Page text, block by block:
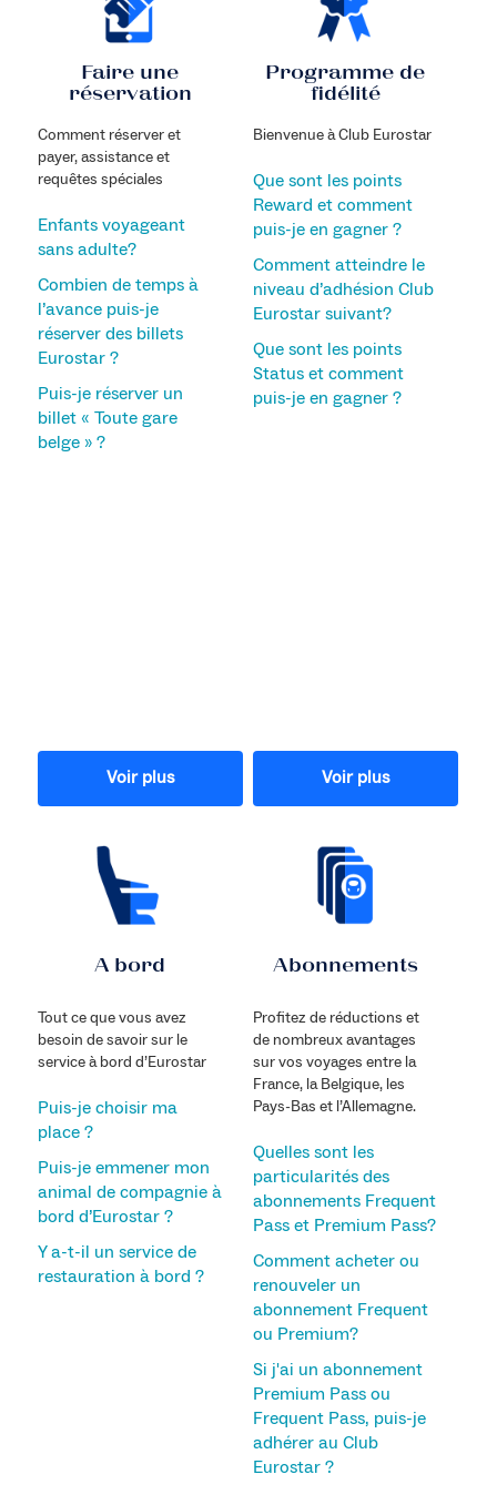
Faire une
réservation
Comment réserver et
payer, assistance et
requêtes spéciales
Enfants voyageant
sans adulte?
Combien de temps à
l’avance puis-je
réserver des billets
Eurostar ?
Puis-je réserver un
billet « Toute gare
belge » ?
Voir plus
Programme de
fidélité
Bienvenue à Club Eurostar
Que sont les points
Reward et comment
puis-je en gagner ?
Comment atteindre le
niveau d’adhésion Club
Eurostar suivant?
Que sont les points
Status et comment
puis-je en gagner ?
Voir plus
A bord
Tout ce que vous avez
besoin de savoir sur le
service à bord d’Eurostar
Puis-je choisir ma
place ?
Puis-je emmener mon
animal de compagnie à
bord d’Eurostar ?
Y a-t-il un service de
restauration à bord ?
Abonnements
Profitez de réductions et
de nombreux avantages
sur vos voyages entre la
France, la Belgique, les
Pays-Bas et l’Allemagne.
Quelles sont les
particularités des
abonnements Frequent
Pass et Premium Pass?
Comment acheter ou
renouveler un
abonnement Frequent
ou Premium?
Si j'ai un abonnement
Premium Pass ou
Frequent Pass, puis-je
adhérer au Club
Eurostar ?